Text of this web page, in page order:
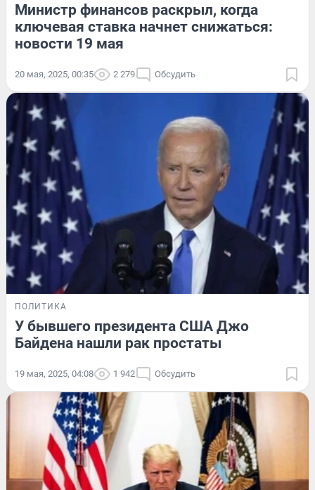
Министр финансов раскрыл, когда
ключевая ставка начнет снижаться:
новости 19 мая
20 мая, 2025, 00:35 2 279 Обсудить
ПОЛИТИКА
У бывшего президента США Джо
Байдена нашли рак простаты
19 мая, 2025, 04:08 1 942 Обсудить